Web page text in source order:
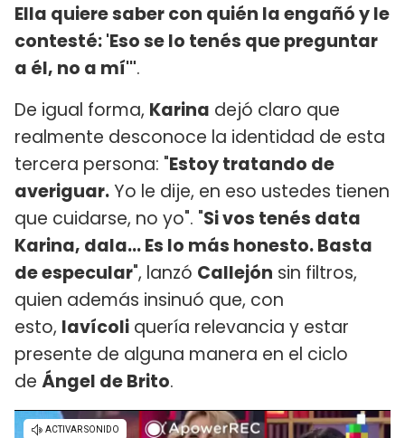
Ella quiere saber con quién la engañó y le
contesté: 'Eso se lo tenés que preguntar
a él, no a mí'".
De igual forma, Karina dejó claro que
realmente desconoce la identidad de esta
tercera persona: "Estoy tratando de
averiguar.Yo le dije, en eso ustedes tienen
que cuidarse, no yo". "Si vos tenés data
Karina, dala... Es lo más honesto. Basta
de especular", lanzó Callejón sin filtros,
quien además insinuó que, con
esto, Iavícoli quería relevancia y estar
presente de alguna manera en el ciclo
de Ángel de Brito.